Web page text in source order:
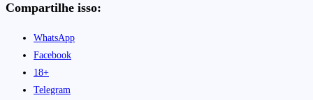
Compartilhe isso:
WhatsApp
Facebook
18+
Telegram